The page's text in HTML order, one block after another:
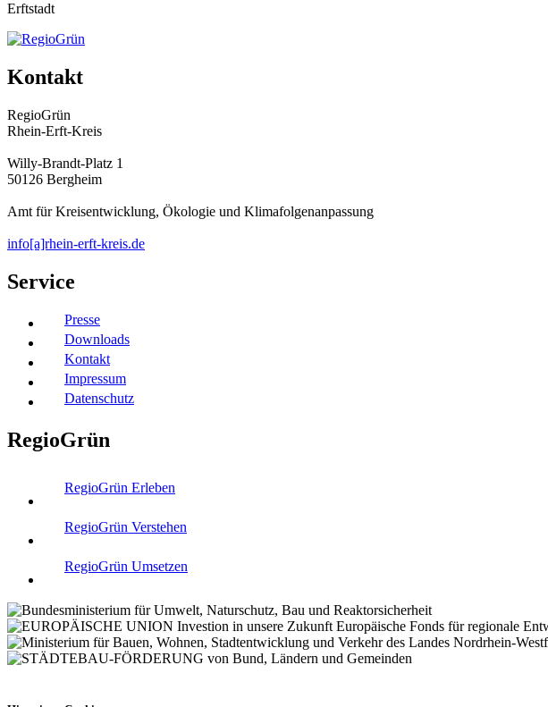
Erftstadt
Kontakt
RegioGrün
Rhein-Erft-Kreis
Willy-Brandt-Platz 1
50126 Bergheim
Amt für Kreisentwicklung, Ökologie und Klimafolgenanpassung
info[a]rhein-erft-kreis.de
Service
Presse
Downloads
Kontakt
Impressum
Datenschutz
RegioGrün
RegioGrün Erleben
RegioGrün Verstehen
RegioGrün Umsetzen